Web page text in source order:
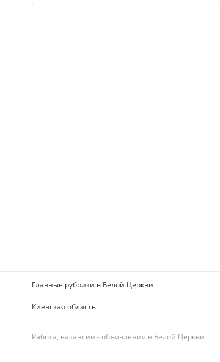
Главные рубрики в Белой Церкви
Киевская область
Работа, вакансии - объявления в Белой Церкви